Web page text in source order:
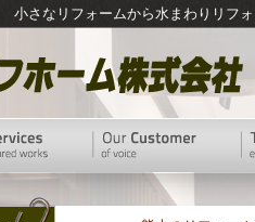
小さなリフォームから水まわりリフ